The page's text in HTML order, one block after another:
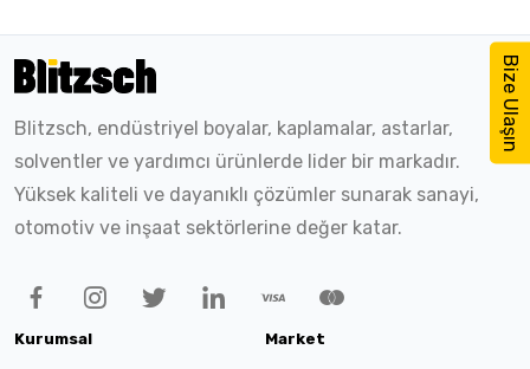
Bize Ulaşın
Blitzsch, endüstriyel boyalar, kaplamalar, astarlar,
solventler ve yardımcı ürünlerde lider bir markadır.
Yüksek kaliteli ve dayanıklı çözümler sunarak sanayi,
otomotiv ve inşaat sektörlerine değer katar.
Kurumsal Market